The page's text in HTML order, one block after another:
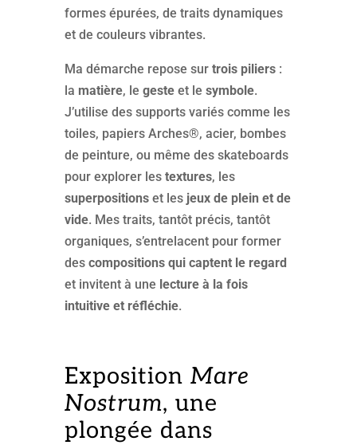
formes épurées, de traits dynamiques
et de couleurs vibrantes.
Ma démarche repose sur trois piliers:
la matière, le gesteet le symbole.
J’utilise des supports variés comme les
toiles, papiers Arches®, acier, bombes
de peinture, ou même des skateboards
pour explorer les textures, les
superpositionset les jeux de plein et de
vide. Mes traits, tantôt précis, tantôt
organiques, s’entrelacent pour former
des compositions qui captent le regard
et invitent à une lecture à la fois
intuitive et réfléchie.
Exposition Mare
Nostrum, une
plongée dans